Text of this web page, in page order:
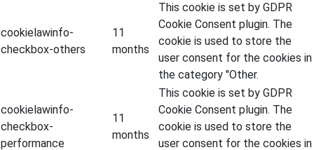
cookielawinfo-
checkbox-others
11
months
This cookie is set by GDPR
Cookie Consent plugin. The
cookie is used to store the
user consent for the cookies in
the category "Other.
cookielawinfo-
checkbox-
performance
11
months
This cookie is set by GDPR
Cookie Consent plugin. The
cookie is used to store the
user consent for the cookies in